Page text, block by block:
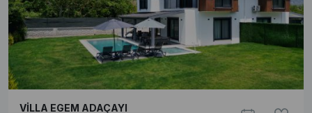
VİLLA EGEM ADAÇAYI